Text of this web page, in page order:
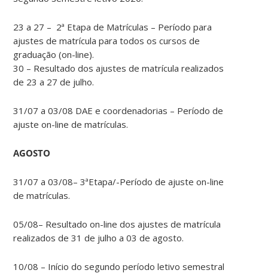
23 a 27 – 2ª Etapa de Matrículas – Período para
ajustes de matrícula para todos os cursos de
graduação (on-line).
30 – Resultado dos ajustes de matrícula realizados
de 23 a 27 de julho.
31/07 a 03/08 DAE e coordenadorias – Período de
ajuste on-line de matrículas.
AGOSTO
31/07 a 03/08– 3ªEtapa/-Período de ajuste on-line
de matrículas.
05/08– Resultado on-line dos ajustes de matrícula
realizados de 31 de julho a 03 de agosto.
10/08 – Início do segundo período letivo semestral